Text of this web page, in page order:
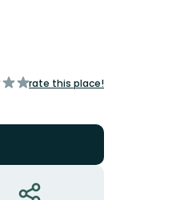
rate this place!